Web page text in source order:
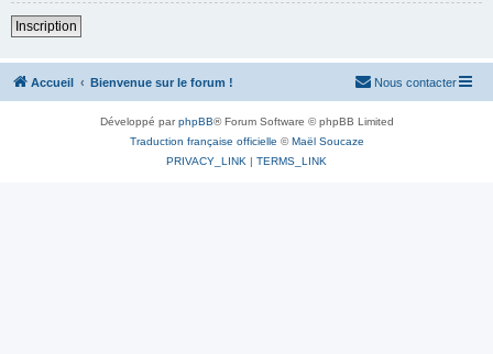
Inscription
Accueil Bienvenue sur le forum ! Nous contacter
Développé parphpBB® Forum Software © phpBB Limited
Traduction française officielle ©Maël Soucaze
PRIVACY_LINK | TERMS_LINK